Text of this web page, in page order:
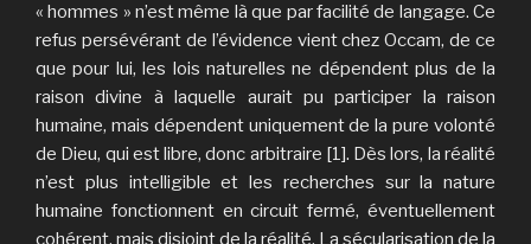
« hommes » n’est même là que par facilité de langage. Ce
refus persévérant de l’évidence vient chez Occam, de ce
que pour lui, les lois naturelles ne dépendent plus de la
raison divine à laquelle aurait pu participer la raison
humaine, mais dépendent uniquement de la pure volonté
de Dieu, qui est libre, donc arbitraire [1]. Dès lors, la réalité
n’est plus intelligible et les recherches sur la nature
humaine fonctionnent en circuit fermé, éventuellement
cohérent, mais disjoint de la réalité. La sécularisation de la